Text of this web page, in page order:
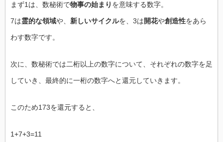
まず1は、数秘術で物事の始まり を意味する数字。
7は霊的な領域や、 新しいサイクルを、3は開花や創造性をあら
わす数字です。
次に、数秘術では二桁以上の数字について、それぞれの数字を足
していき、最終的に一桁の数字へと還元していきます。
このため173を還元すると、
1+7+3=11